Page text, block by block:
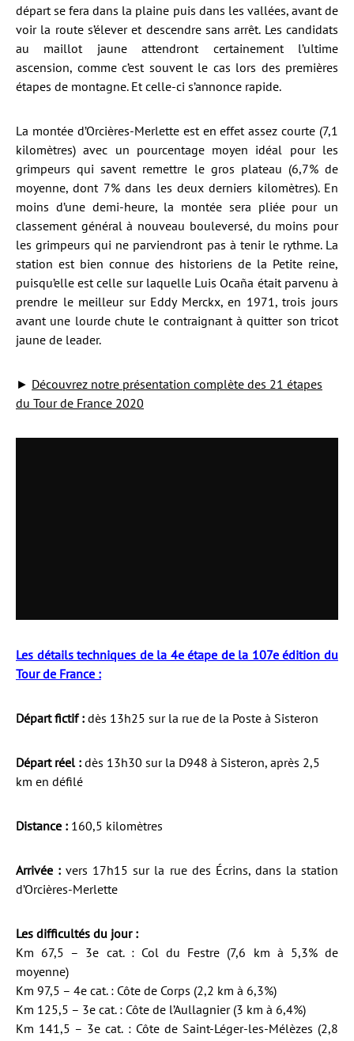
départ se fera dans la plaine puis dans les vallées, avant de
voir la route s’élever et descendre sans arrêt. Les candidats
au maillot jaune attendront certainement l’ultime
ascension, comme c’est souvent le cas lors des premières
étapes de montagne. Et celle-ci s’annonce rapide.
La montée d’Orcières-Merlette est en effet assez courte (7,1
kilomètres) avec un pourcentage moyen idéal pour les
grimpeurs qui savent remettre le gros plateau (6,7% de
moyenne, dont 7% dans les deux derniers kilomètres). En
moins d’une demi-heure, la montée sera pliée pour un
classement général à nouveau bouleversé, du moins pour
les grimpeurs qui ne parviendront pas à tenir le rythme. La
station est bien connue des historiens de la Petite reine,
puisqu’elle est celle sur laquelle Luis Ocaña était parvenu à
prendre le meilleur sur Eddy Merckx, en 1971, trois jours
avant une lourde chute le contraignant à quitter son tricot
jaune de leader.
► Découvrez notre présentation complète des 21 étapes
du Tour de France 2020
Les détails techniques de la 4e étape de la 107e édition du
Tour de France :
Départ fictif : dès 13h25 sur la rue de la Poste à Sisteron
Départ réel : dès 13h30 sur la D948 à Sisteron, après 2,5
km en défilé
Distance : 160,5 kilomètres
Arrivée : vers 17h15 sur la rue des Écrins, dans la station
d’Orcières-Merlette
Les difficultés du jour :
Km 67,5 – 3e cat. : Col du Festre (7,6 km à 5,3% de
moyenne)
Km 97,5 – 4e cat. : Côte de Corps (2,2 km à 6,3%)
Km 125,5 – 3e cat. : Côte de l’Aullagnier (3 km à 6,4%)
Km 141,5 – 3e cat. : Côte de Saint-Léger-les-Mélèzes (2,8